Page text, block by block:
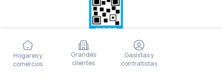
Hogares y
comercios
Grandes
clientes
Gasistas y
contratistas